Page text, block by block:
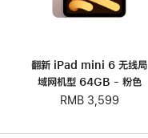
翻新 iPad mini 6 无线局
域网机型 64GB - 粉色
RMB 3,599